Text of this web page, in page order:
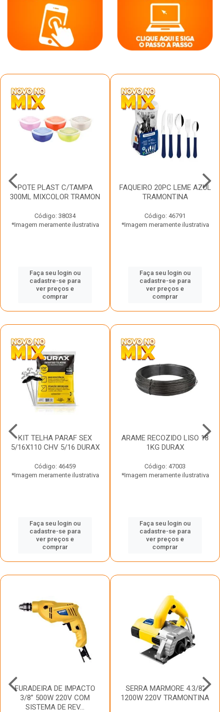
POTE PLAST C/TAMPA
300ML MIXCOLOR TRAMON
Código: 38034
*Imagem meramente ilustrativa
Faça seu login ou
cadastre-se para
ver preços e
comprar
FAQUEIRO 20PC LEME AZUL
TRAMONTINA
Código: 46791
*Imagem meramente ilustrativa
Faça seu login ou
cadastre-se para
ver preços e
comprar
KIT TELHA PARAF SEX
5/16X110 CHV 5/16 DURAX
Código: 46459
*Imagem meramente ilustrativa
Faça seu login ou
cadastre-se para
ver preços e
comprar
ARAME RECOZIDO LISO 18
1KG DURAX
Código: 47003
*Imagem meramente ilustrativa
Faça seu login ou
cadastre-se para
ver preços e
comprar
FURADEIRA DE IMPACTO
3/8” 500W 220V COM
SISTEMA DE REV...
SERRA MARMORE 4.3/8”
1200W 220V TRAMONTINA